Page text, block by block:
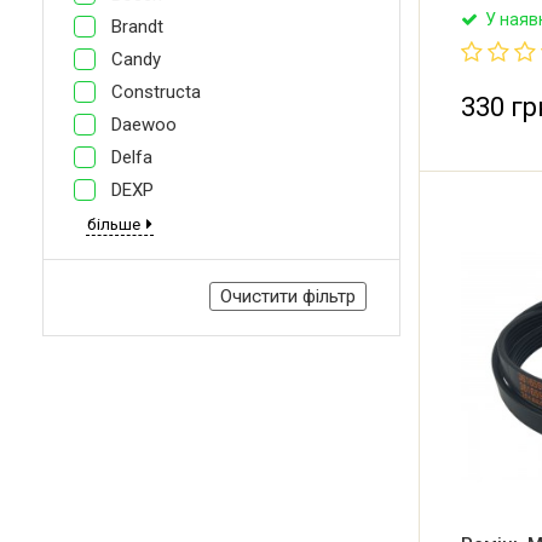
Brandt
Candy
Constructa
Daewoo
Delfa
DEXP
більше
Очистити фільтр
Атлант. Є
(Франція).
У
330